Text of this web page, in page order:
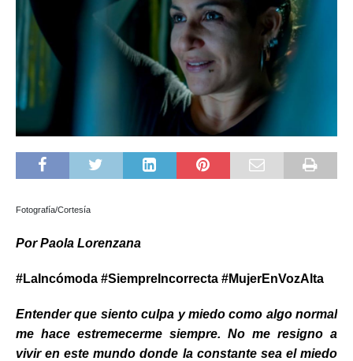
Fotografía/Cortesía
Por Paola Lorenzana
#LaIncómoda #SiempreIncorrecta #MujerEnVozAlta
Entender que siento culpa y miedo como algo normal
me hace estremecerme siempre. No me resigno a
vivir en este mundo donde la constante sea el miedo